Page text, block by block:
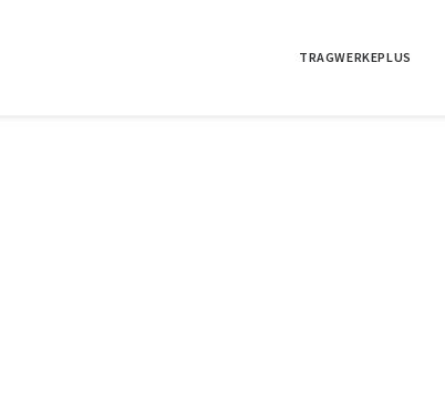
TRAGWERKEPLUS